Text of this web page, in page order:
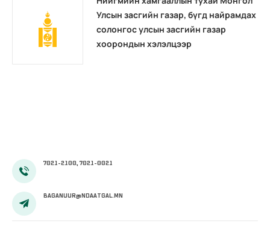
Улсын засгийн газар, бүгд найрамдах
солонгос улсын засгийн газар
хоорондын хэлэлцээр
7021-2100, 7021-0021
BAGANUUR@NDAATGAL.MN